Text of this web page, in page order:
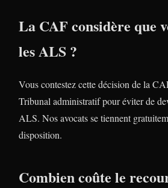
La CAF considère que
les ALS ?
Vous contestez cette décision de la
Tribunal administratif pour éviter de
ALS. Nos avocats se tiennent
disposition.
Combien coûte le